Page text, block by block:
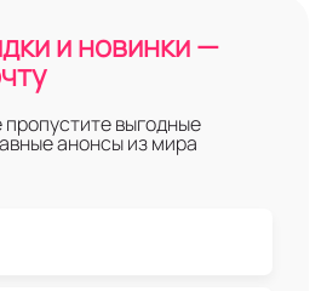
и новинки —
выгодные
анонсы из мира